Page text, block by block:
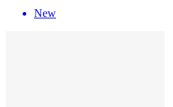
New